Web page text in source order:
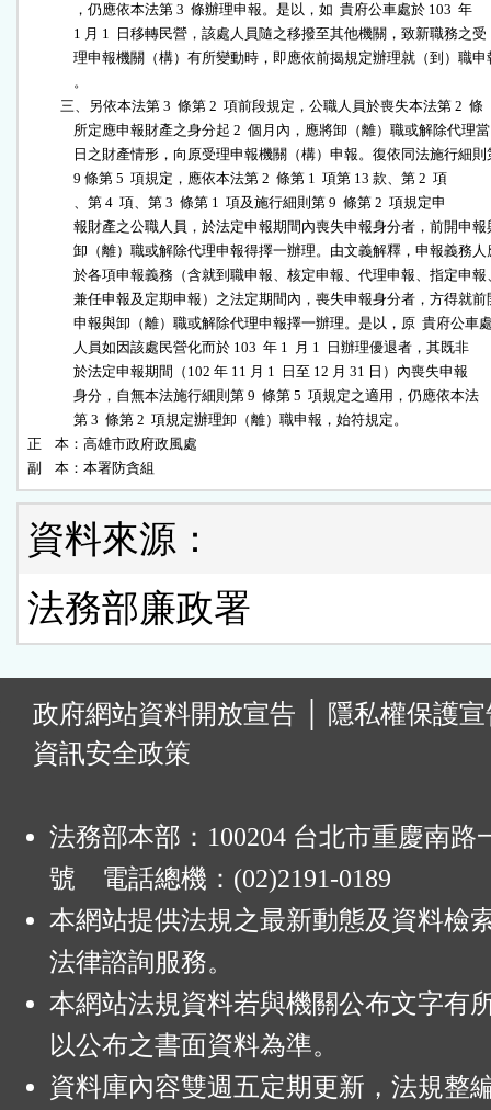
              ，仍應依本法第 3  條辦理申報。是以，如  貴府公車處於 103  年
              1 月 1  日移轉民營，該處人員隨之移撥至其他機關，致新職務之受
理申報機關（構）有所變動時，即應依前揭規定辦理就（到）職申
              。
          三、另依本法第 3  條第 2  項前段規定，公職人員於喪失本法第 2  條
              所定應申報財產之身分起 2  個月內，應將卸（離）職或解除代理當
日之財產情形，向原受理申報機關（構）申報。復依同法施行細則
              9 條第 5  項規定，應依本法第 2  條第 1  項第 13 款、第 2  項
              、第 4  項、第 3  條第 1  項及施行細則第 9  條第 2  項規定申
報財產之公職人員，於法定申報期間內喪失申報身分者，前開申報
卸（離）職或解除代理申報得擇一辦理。由文義解釋，申報義務人
於各項申報義務（含就到職申報、核定申報、代理申報、指定申報
兼任申報及定期申報）之法定期間內，喪失申報身分者，方得就前
申報與卸（離）職或解除代理申報擇一辦理。是以，原  貴府公車
              人員如因該處民營化而於 103  年 1  月 1  日辦理優退者，其既非
              於法定申報期間（102 年 11 月 1  日至 12 月 31 日）內喪失申報
              身分，自無本法施行細則第 9  條第 5  項規定之適用，仍應依本法
              第 3  條第 2  項規定辦理卸（離）職申報，始符規定。
正    本：高雄市政府政風處
副    本：本署防貪組
資料來源：
法務部廉政署
政府網站資料開放宣告
隱私權保護
資訊安全政策
法務部本部：100204 台北市重慶南路
號 電話總機：(02)2191-0189
本網站提供法規之最新動態及資料檢
法律諮詢服務。
本網站法規資料若與機關公布文字有
以公布之書面資料為準。
資料庫內容雙週五定期更新，法規整